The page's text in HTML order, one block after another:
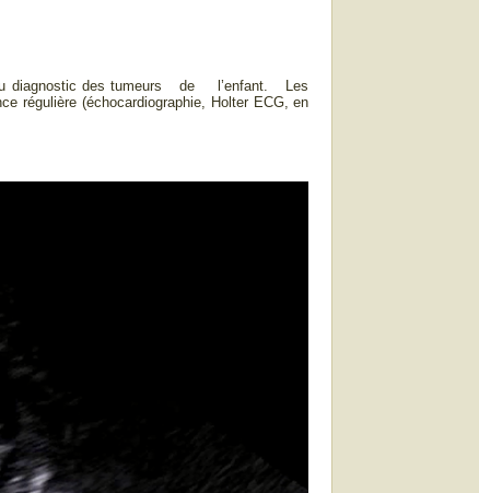
du diagnostic des tumeurs de l’enfant. Les
régulière (échocardiographie, Holter ECG, en